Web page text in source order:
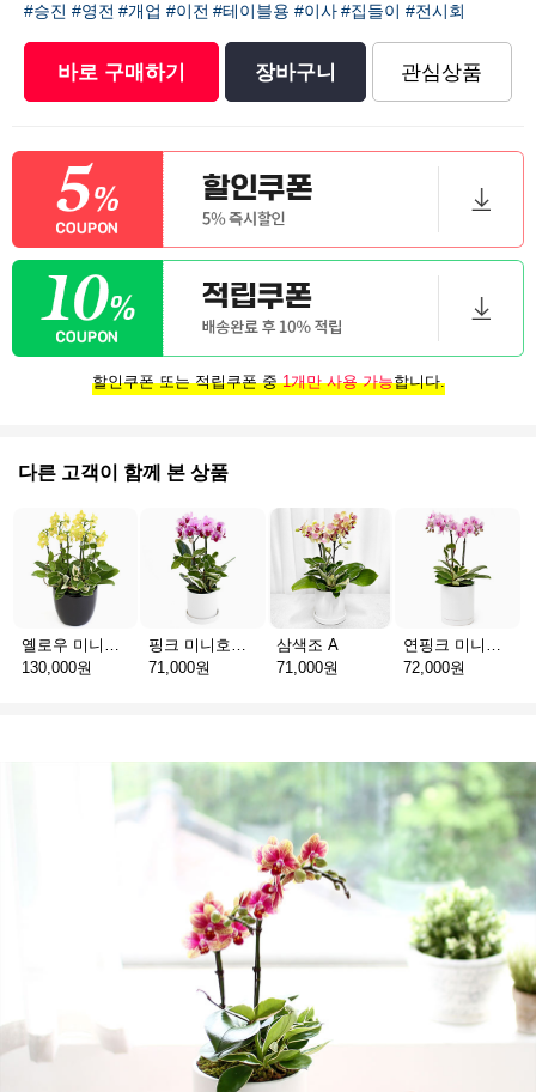
#승진 #영전 #개업 #이전 #테이블용 #이사 #집들이 #전시회
바로 구매하기 장바구니 관심상품
할인쿠폰 또는 적립쿠폰 중1개만 사용 가능합니다.
다른 고객이 함께 본 상품
130,000원
71,000원
삼색조 A
71,000원
72,000원